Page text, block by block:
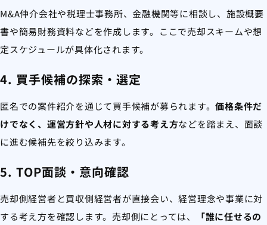
M&A仲介会社や税理士事務所、金融機関等に相談し、施設概要
書や簡易財務資料などを作成します。ここで売却スキームや想
定スケジュールが具体化されます。
4. 買手候補の探索・選定
匿名での案件紹介を通じて買手候補が募られます。価格条件だ
けでなく、運営方針や人材に対する考え方などを踏まえ、面談
に進む候補先を絞り込みます。
5. TOP面談・意向確認
売却側経営者と買収側経営者が直接会い、経営理念や事業に対
する考え方を確認します。売却側にとっては、
「誰に任せるの